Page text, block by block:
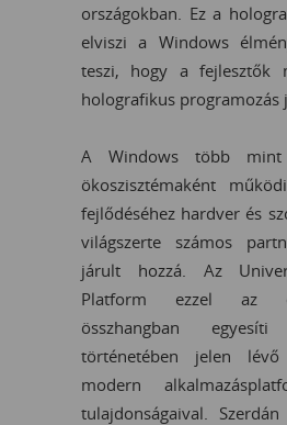
országokban. Ez a
elviszi a Windows
teszi, hogy a fejlesztők
holografikus programozás
A Windows több
ökoszisztémaként
fejlődéséhez hardver és
világszerte számos
járult hozzá. Az
Platform ezzel az
összhangban
történetében jelen
modern
tulajdonságaival.